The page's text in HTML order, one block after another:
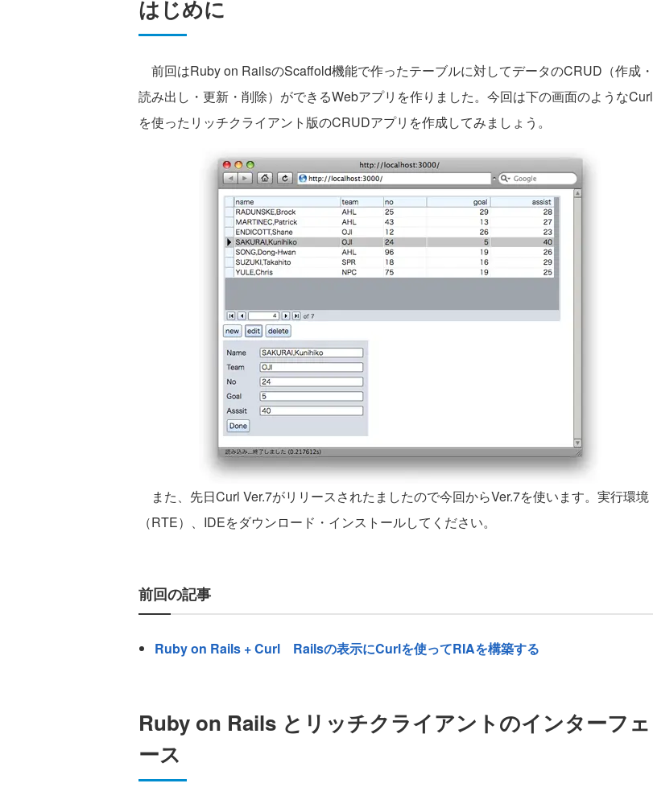
はじめに
前回はRuby on RailsのScaffold機能で作ったテーブルに対してデータのCRUD（作成・
読み出し・更新・削除）ができるWebアプリを作りました。今回は下の画面のようなCurl
を使ったリッチクライアント版のCRUDアプリを作成してみましょう。
また、先日Curl Ver.7がリリースされたましたので今回からVer.7を使います。実行環境
（RTE）、IDEをダウンロード・インストールしてください。
前回の記事
Ruby on Rails + Curl Railsの表示にCurlを使ってRIAを構築する
Ruby on Rails とリッチクライアントのインターフェ
ース